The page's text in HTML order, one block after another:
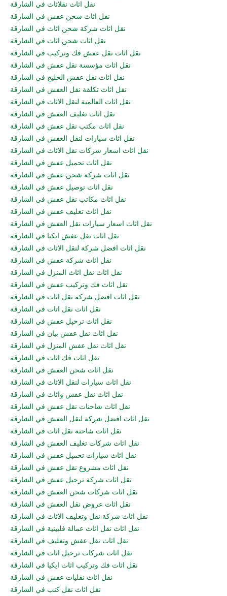
نقل اثاث نقلاثاث في الشارقة
نقل اثاث شحن عفش في الشارقة
نقل اثاث شركة شحن اثاث في الشارقة
نقل اثاث شحن اثاث في الشارقة
نقل اثاث نقل عفش فك وتركيب في الشارقة
نقل اثاث مؤسسة نقل عفش في الشارقة
نقل اثاث نقل عفش الخليج في الشارقة
نقل اثاث تكلفة نقل العفش في الشارقة
نقل اثاث العالمية لنقل الاثاث في الشارقة
نقل اثاث تغليف العفش في الشارقة
نقل اثاث مكتب نقل عفش في الشارقة
نقل اثاث سيارات لنقل العفش في الشارقة
نقل اثاث اسعار شركات نقل الاثاث في الشارقة
نقل اثاث تحميل عفش في الشارقة
نقل اثاث شركة شحن عفش في الشارقة
نقل اثاث توصيل عفش في الشارقة
نقل اثاث مكاتب نقل عفش في الشارقة
نقل اثاث تغليف عفش في الشارقة
نقل اثاث اسعار سيارات نقل العفش في الشارقة
نقل اثاث نقل عفش ايكيا في الشارقة
نقل اثاث افضل شركة لنقل الاثاث في الشارقة
نقل اثاث شركة عفش في الشارقة
نقل اثاث نقل اثاث المنزل في الشارقة
نقل اثاث فك وتركيب عفش في الشارقة
نقل اثاث افضل شركه نقل اثاث في الشارقة
نقل اثاث نقل اتات في الشارقة
نقل اثاث ترحيل عفش في الشارقة
نقل اثاث نقل عفش بيان في الشارقة
نقل اثاث نقل عفش المنزل في الشارقة
نقل اثاث فك اثاث في الشارقة
نقل اثاث شحن العفش في الشارقة
نقل اثاث سيارات لنقل الاثاث في الشارقة
نقل اثاث نقل عفش واثاث في الشارقة
نقل اثاث شاحنات نقل عفش في الشارقة
نقل اثاث افضل شركة لنقل العفش في الشارقة
نقل اثاث شاحنة نقل اثاث في الشارقة
نقل اثاث شركات تغليف العفش في الشارقة
نقل اثاث سيارات تحميل عفش في الشارقة
نقل اثاث مشروع نقل عفش في الشارقة
نقل اثاث شركة ترحيل عفش في الشارقة
نقل اثاث شركات شحن العفش في الشارقة
نقل اثاث عروض نقل العفش في الشارقة
نقل اثاث شركة نقل وتغليف الاثاث في الشارقة
نقل اثاث نقل اثاث عمالة فلبينية في الشارقة
نقل اثاث نقل عفش وتغليف في الشارقة
نقل اثاث شركات ترحيل اثاث في الشارقة
نقل اثاث فك وتركيب اثاث ايكيا في الشارقة
نقل اثاث نقليات عفش في الشارقة
نقل اثاث نقل كنب في الشارقة